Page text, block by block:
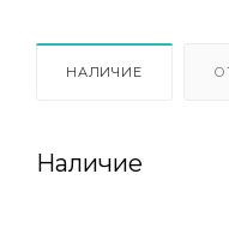
НАЛИЧИЕ
Наличие